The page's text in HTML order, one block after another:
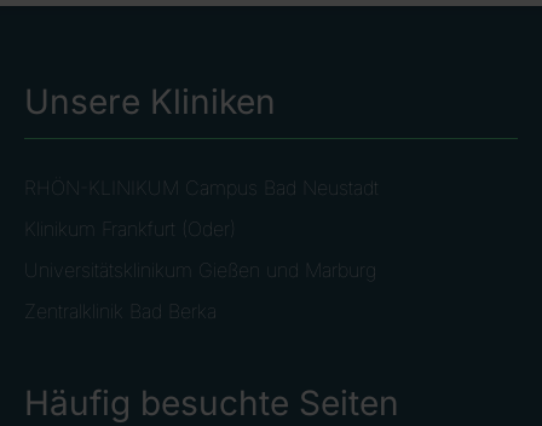
Unsere Kliniken
RHÖN-KLINIKUM Campus Bad Neustadt
Klinikum Frankfurt (Oder)
Universitätsklinikum Gießen und Marburg
Zentralklinik Bad Berka
Häufig besuchte Seiten